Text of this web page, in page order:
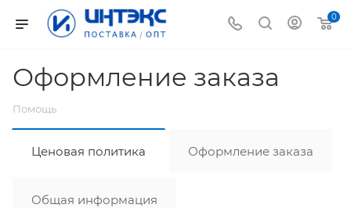
0
Оформление заказа
Помощь
Ценовая политика Оформление заказа
Общая информация